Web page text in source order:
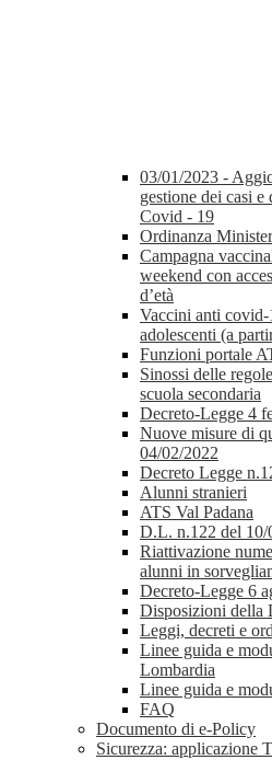
03/01/2023 -
gestione dei casi
Covid - 19
Ordinanza
Campagna
weekend con
d’età
Vaccini anti covid-
adolescenti (a
Funzioni portale
Sinossi delle
scuola secondaria
Decreto-Legge 4
Nuove misure di
04/02/2022
Decreto Legge
Alunni stranieri
ATS Val Padana
D.L. n.122 del 10/
Riattivazione
alunni in
Decreto-Legge 6
Disposizioni della
Leggi, decreti e
Linee guida e
Lombardia
Linee guida e
FAQ
Documento di e-Policy
Sicurezza: applicazione